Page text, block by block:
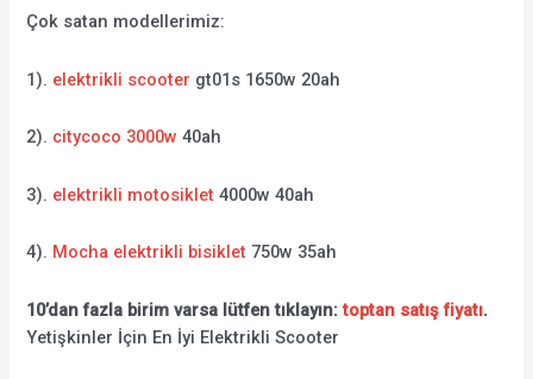
Çok satan modellerimiz:
1). elektrikli scooter gt01s 1650w 20ah
2). citycoco 3000w 40ah
3). elektrikli motosiklet 4000w 40ah
4). Mocha elektrikli bisiklet 750w 35ah
10’dan fazla birim varsa lütfen tıklayın:toptan satış fiyatı.
Yetişkinler İçin En İyi Elektrikli Scooter